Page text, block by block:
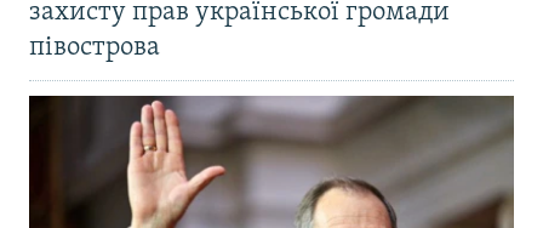
захисту прав української громади
півострова